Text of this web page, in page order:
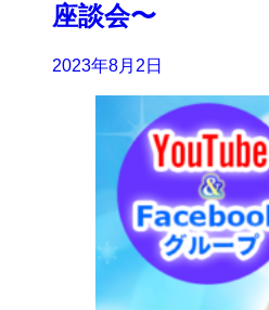
座談会〜
2023年8月2日